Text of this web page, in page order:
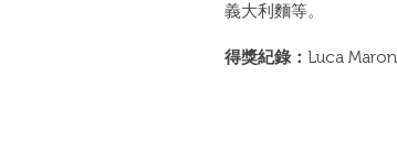
義大利麵等。
得獎紀錄： Luca